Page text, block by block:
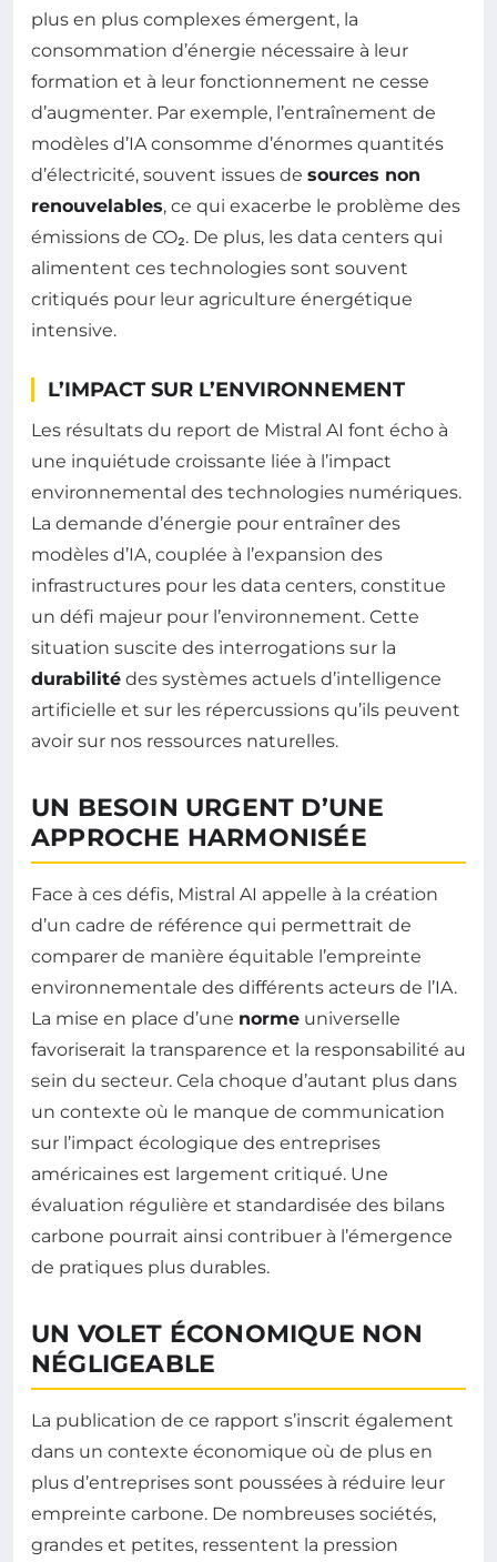
plus en plus complexes émergent, la
consommation d’énergie nécessaire à leur
formation et à leur fonctionnement ne cesse
d’augmenter. Par exemple, l’entraînement de
modèles d’IA consomme d’énormes quantités
d’électricité, souvent issues de sources non
renouvelables, ce qui exacerbe le problème des
émissions de CO₂. De plus, les data centers qui
alimentent ces technologies sont souvent
critiqués pour leur agriculture énergétique
intensive.
L’IMPACT SUR L’ENVIRONNEMENT
Les résultats du report de Mistral AI font écho à
une inquiétude croissante liée à l’impact
environnemental des technologies numériques.
La demande d’énergie pour entraîner des
modèles d’IA, couplée à l’expansion des
infrastructures pour les data centers, constitue
un défi majeur pour l’environnement. Cette
situation suscite des interrogations sur la
durabilité des systèmes actuels d’intelligence
artificielle et sur les répercussions qu’ils peuvent
avoir sur nos ressources naturelles.
UN BESOIN URGENT D’UNE
APPROCHE HARMONISÉE
Face à ces défis, Mistral AI appelle à la création
d’un cadre de référence qui permettrait de
comparer de manière équitable l’empreinte
environnementale des différents acteurs de l’IA.
La mise en place d’une norme universelle
favoriserait la transparence et la responsabilité au
sein du secteur. Cela choque d’autant plus dans
un contexte où le manque de communication
sur l’impact écologique des entreprises
américaines est largement critiqué. Une
évaluation régulière et standardisée des bilans
carbone pourrait ainsi contribuer à l’émergence
de pratiques plus durables.
UN VOLET ÉCONOMIQUE NON
NÉGLIGEABLE
La publication de ce rapport s’inscrit également
dans un contexte économique où de plus en
plus d’entreprises sont poussées à réduire leur
empreinte carbone. De nombreuses sociétés,
grandes et petites, ressentent la pression